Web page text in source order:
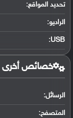
تحديد المواقع:
الراديو:
USB
:
خصائص أخرى
الرسائل:
المتصفح: